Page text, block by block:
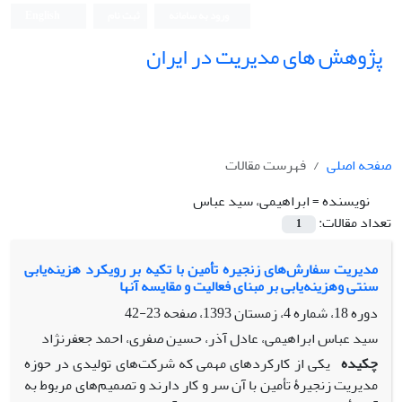
پژوهش های مدیریت در ایران
صفحه اصلی
فهرست مقالات
نویسنده =ابراهیمی، سید عباس
تعداد مقالات:
1
مدیریت سفارش‌های زنجیره تأمین با تکیه بر رویکرد هزینه‌یابی
سنتی وهزینه‌یابی بر مبنای فعالیت و مقایسه آنها
دوره 18، شماره 4، زمستان 1393، صفحه
23-42
سید عباس ابراهیمی، عادل آذر، حسین صفری، احمد جعفرنژاد
چکیده یکی از کارکردهای مهمی که شرکت‌های تولیدی در حوزه
مدیریت زنجیرۀ تأمین با آن سر و کار دارند و تصمیم‌های مربوط به